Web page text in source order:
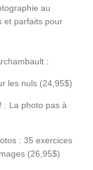
au
et parfaits pour
:
les nuls (24,95$)
: La photo pas à
: 35 exercices
(26,95$)